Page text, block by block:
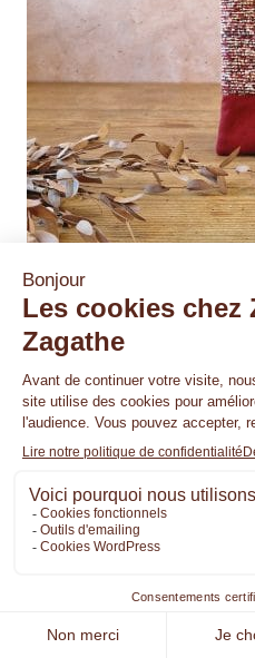
Étui à lunettes éco-
Ajouter